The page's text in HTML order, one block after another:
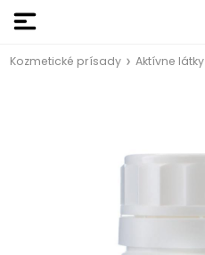
Kozmetické prísady Aktívne látky